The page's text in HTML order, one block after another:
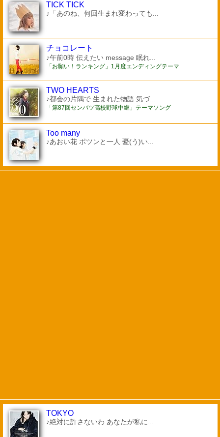
TICK TICK
♪「あのね、何回生まれ変わっても...
チョコレート
♪午前0時 伝えたい message 眠れ...
「お願い！ランキング」1月度エンディングテーマ
TWO HEARTS
♪都会の片隅で 生まれた物語 気づ...
「第87回センバツ高校野球中継」テーマソング
Too many
♪あおい花 ポツンと一人 憂(う)い...
TOKYO
♪絶対に許さないわ あなたが私に...